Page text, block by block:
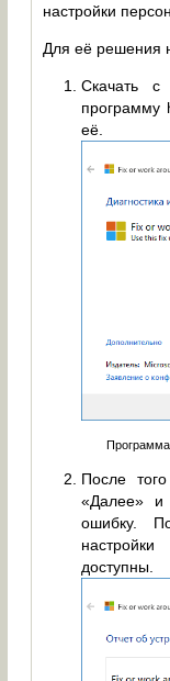
настройки
Для её решения
Скачать с
программу
её.
Программа
После
«Далее» и
ошибку.
доступны.